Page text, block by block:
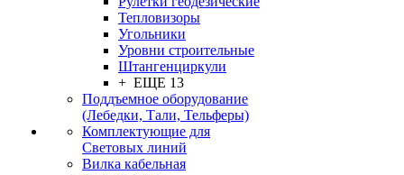
Тепловизоры
Угольники
Уровни строительные
Штангенциркули
+ ЕЩЕ 13
Поддъемное оборудование
(Лебедки, Тали, Тельферы)
Комплектующие для
Световых линий
Вилка кабельная